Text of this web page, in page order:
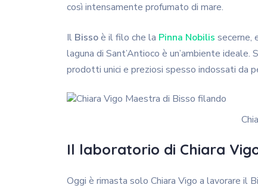
così intensamente profumato di mare.
Il Bissoè il filo che la Pinna Nobilis secerne,
laguna di Sant’Antioco è un’ambiente
prodotti unici e preziosi spesso indossati da
Il laboratorio di Chiara
Oggi è rimasta solo Chiara Vigo a lavorare il